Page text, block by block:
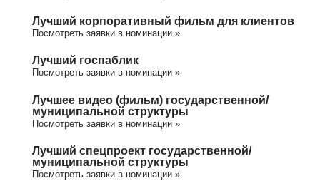
Лучший корпоративный фильм для клиентов
Посмотреть заявки в номинации »
Лучший госпаблик
Посмотреть заявки в номинации »
Лучшее видео (фильм) государственной/
муниципальной структуры
Посмотреть заявки в номинации »
Лучший спецпроект государственной/
муниципальной структуры
Посмотреть заявки в номинации »